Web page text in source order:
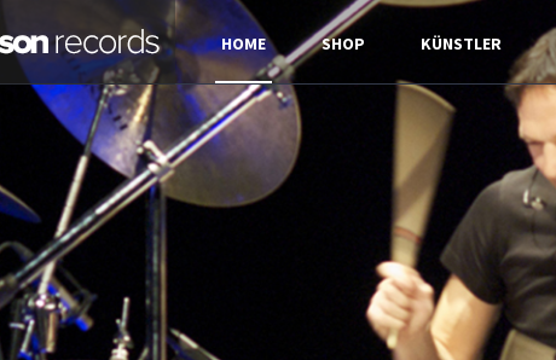
HOME SHOP KÜNSTLER